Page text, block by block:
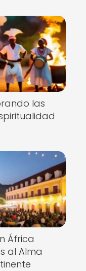
las
África
al Alma